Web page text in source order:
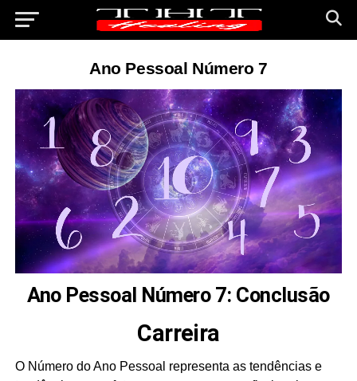
Ano Pessoal Número 7
Ano Pessoal Número 7: Conclusão
Carreira
O Número do Ano Pessoal representa as tendências e